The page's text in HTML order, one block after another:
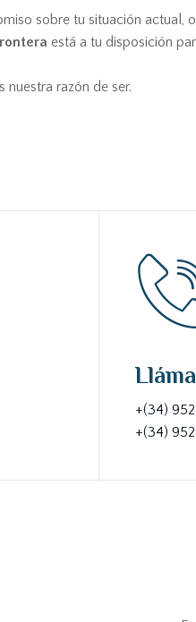
sobre tu situación
está a tu disposición
nuestra razón de ser.
+(34)
+(34)